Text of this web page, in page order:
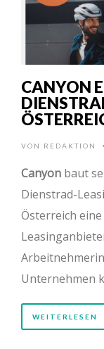
CANYON
VON REDAKTION
Canyon baut
Dienstrad-
Österreich
Unternehmen
WEITERLESEN